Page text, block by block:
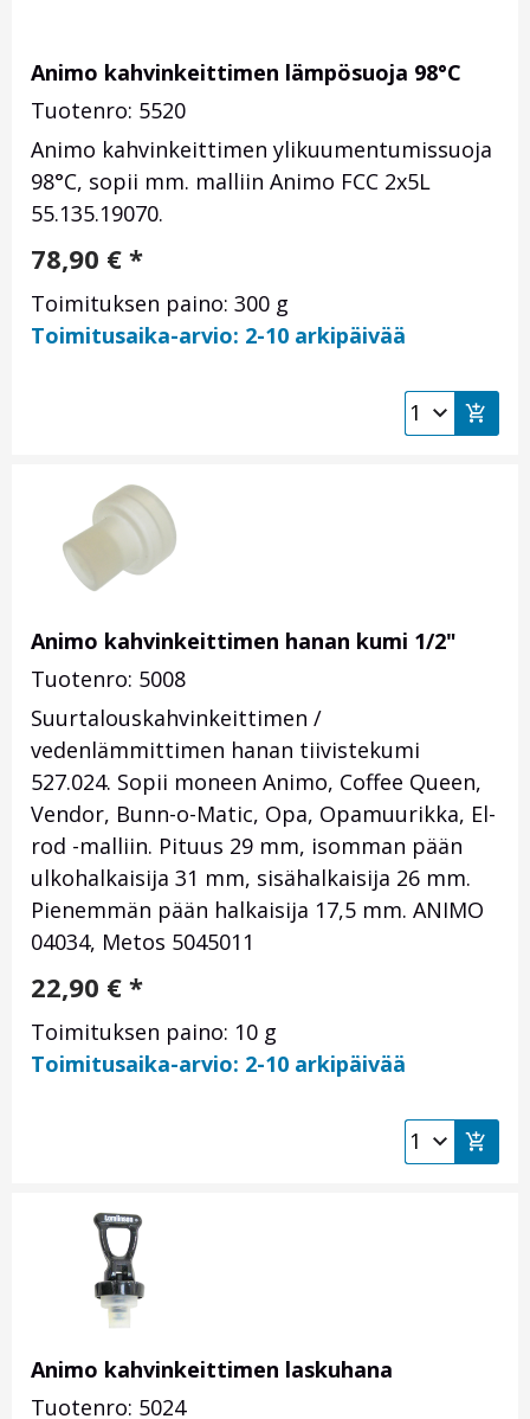
Animo kahvinkeittimen lämpösuoja 98°C
Tuotenro: 5520
Animo kahvinkeittimen ylikuumentumissuoja
98°C, sopii mm. malliin Animo FCC 2x5L
55.135.19070.
78,90 € *
Toimituksen paino: 300 g
Toimitusaika-arvio: 2-10 arkipäivää
Animo kahvinkeittimen hanan kumi 1/2"
Tuotenro: 5008
Suurtalouskahvinkeittimen /
vedenlämmittimen hanan tiivistekumi
527.024. Sopii moneen Animo, Coffee Queen,
Vendor, Bunn-o-Matic, Opa, Opamuurikka, El-
rod -malliin. Pituus 29 mm, isomman pään
ulkohalkaisija 31 mm, sisähalkaisija 26 mm.
Pienemmän pään halkaisija 17,5 mm. ANIMO
04034, Metos 5045011
22,90 € *
Toimituksen paino: 10 g
Toimitusaika-arvio: 2-10 arkipäivää
Animo kahvinkeittimen laskuhana
Tuotenro: 5024